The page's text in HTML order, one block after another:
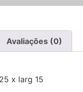
Avaliações (0)
x larg 15